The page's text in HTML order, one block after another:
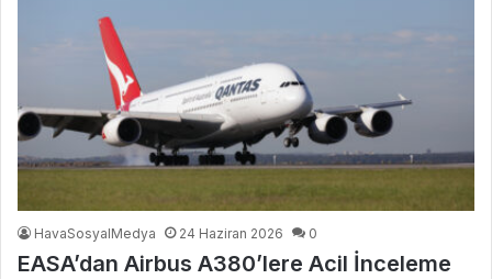
HavaSosyalMedya 24 Haziran 2026 0
EASA’dan Airbus A380’lere Acil İnceleme